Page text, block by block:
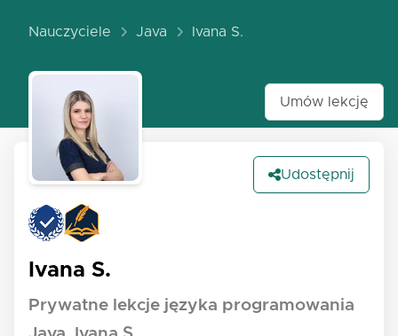
Nauczyciele Java Ivana S.
Umów lekcję
Udostępnij
Ivana S.
Prywatne lekcje języka programowania